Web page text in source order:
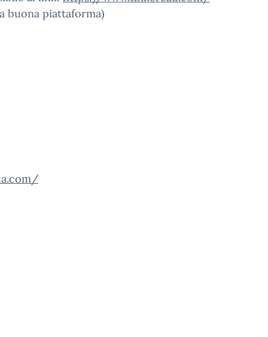
buona piattaforma)